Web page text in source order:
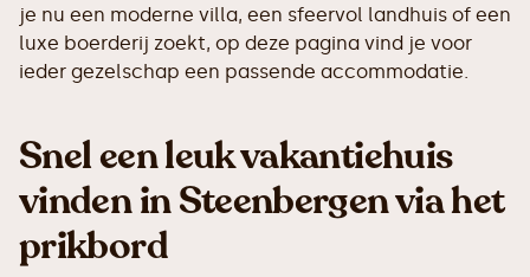
je nu een moderne villa, een sfeervol landhuis of een
luxe boerderij zoekt, op deze pagina vind je voor
ieder gezelschap een passende accommodatie.
Snel een leuk vakantiehuis
vinden in Steenbergen via het
prikbord